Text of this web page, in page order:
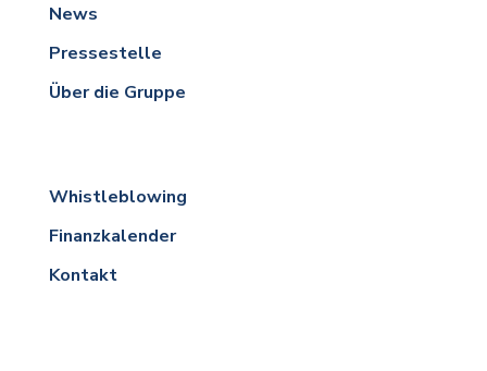
News
Pressestelle
Über die Gruppe
Whistleblowing
Finanzkalender
Kontakt